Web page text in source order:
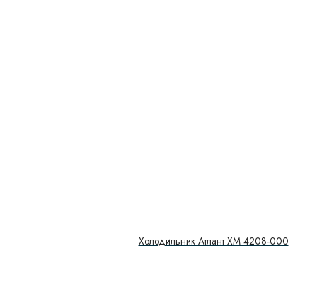
Холодильник Атлант XM 4208-000